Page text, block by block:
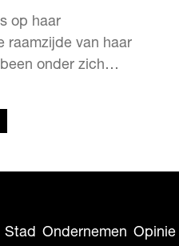
op haar
raamzijde van haar
onder zich
een groot deel van
de fotograaf de
want Lia is een…
Stad Ondernemen Opinie